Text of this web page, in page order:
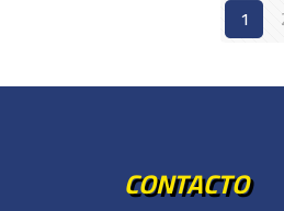
1
CONTACTO